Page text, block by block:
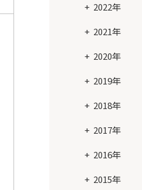
2022年
2021年
2020年
2019年
2018年
2017年
2016年
2015年